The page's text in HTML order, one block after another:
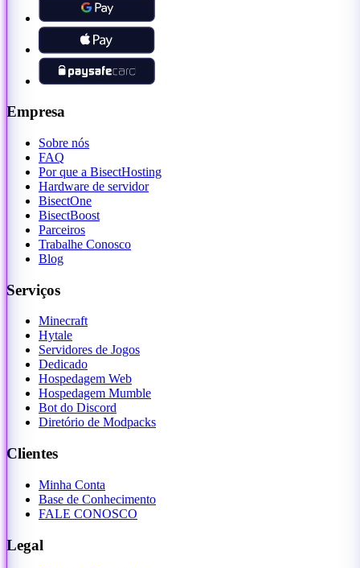
Empresa
Sobre nós
FAQ
Por que a BisectHosting
Hardware de servidor
BisectOne
BisectBoost
Parceiros
Trabalhe Conosco
Blog
Serviços
Minecraft
Hytale
Servidores de Jogos
Dedicado
Hospedagem Web
Hospedagem Mumble
Bot do Discord
Diretório de Modpacks
Clientes
Minha Conta
Base de Conhecimento
FALE CONOSCO
Legal